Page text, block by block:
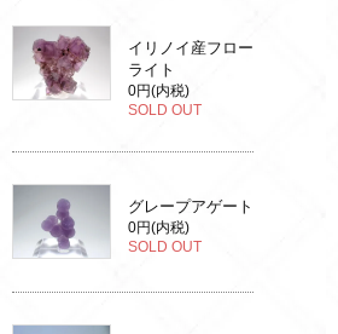
イリノイ産フロー
ライト
0円(内税)
SOLD OUT
グレープアゲート
0円(内税)
SOLD OUT